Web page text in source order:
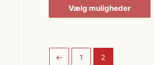
Vælg muligheder
← 1 2